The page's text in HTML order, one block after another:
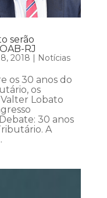
serão
RJ
2018 | Notícias
os 30 anos do
os
Lobato
30 anos
A